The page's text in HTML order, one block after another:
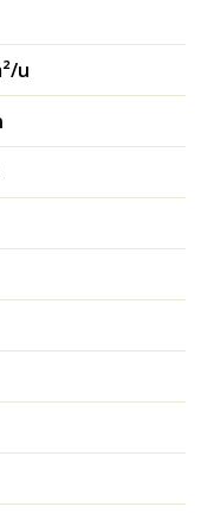
systemen zoals
neem
u